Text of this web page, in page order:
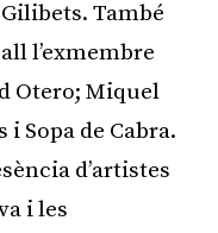
També
l’exmembre
Otero; Miquel
Sopa de Cabra.
d’artistes
i les